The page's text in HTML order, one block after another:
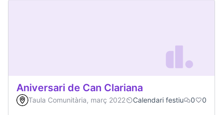
Aniversari de Can Clariana
Taula Comunitària, març 2022 Calendari festiu 0 0